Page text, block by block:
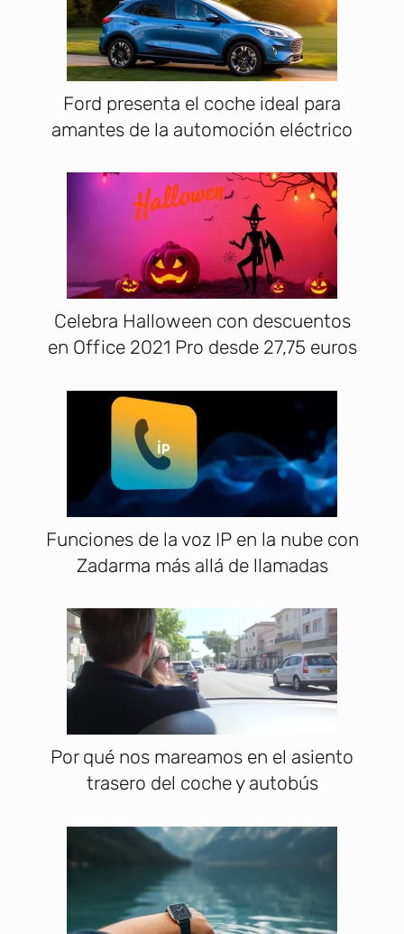
Ford presenta el coche ideal para
amantes de la automoción eléctrico
Celebra Halloween con descuentos
en Office 2021 Pro desde 27,75 euros
Funciones de la voz IP en la nube con
Zadarma más allá de llamadas
Por qué nos mareamos en el asiento
trasero del coche y autobús